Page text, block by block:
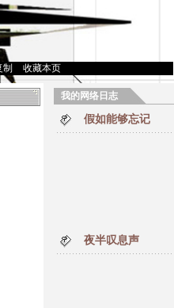
制 收藏本页
我的网络日志
假如能够忘记
夜半叹息声